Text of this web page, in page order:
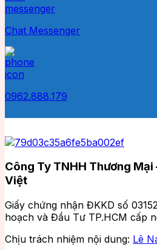
Chat Messenger
0962.888.179
Công Ty TNHH Thương Mại
Việt
Giấy chứng nhận ĐKKD số
hoạch và Đầu Tư TP.HCM cấp
Chịu trách nhiệm nội dung: Lê